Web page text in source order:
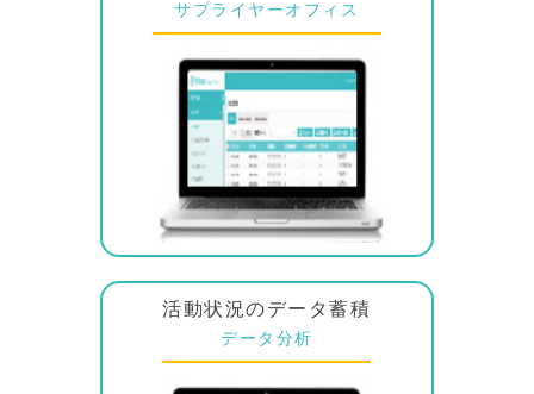
サプライヤーオフィス
活動状況のデータ蓄積
データ分析